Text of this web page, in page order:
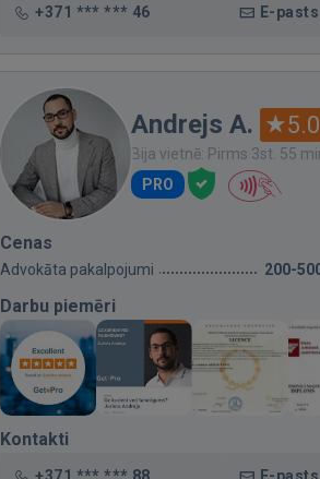
+371 *** *** 46 E-pasts
Andrejs A. 5.0
Bija vietnē: Pirms 3st. 55
PRO
Cenas
Advokāta pakalpojumi 200-
Darbu piemēri
Kontakti